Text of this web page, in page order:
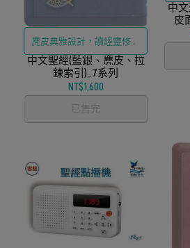
麂皮典雅設計，讀經靈修賞
心悅目
中文聖經(藍銀、麂皮、拉
鍊索引)_7系列
NT$1,600
已售完
中
皮